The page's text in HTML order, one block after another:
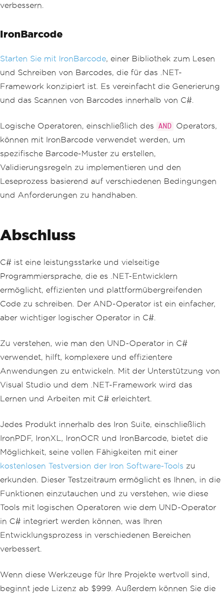
verbessern.
IronBarcode
Starten Sie mit IronBarcode, einer Bibliothek zum Lesen
und Schreiben von Barcodes, die für das .NET-
Framework konzipiert ist. Es vereinfacht die Generierung
und das Scannen von Barcodes innerhalb von C#.
Logische Operatoren, einschließlich des AND
Operators,
können mit IronBarcode verwendet werden, um
spezifische Barcode-Muster zu erstellen,
Validierungsregeln zu implementieren und den
Leseprozess basierend auf verschiedenen Bedingungen
und Anforderungen zu handhaben.
Abschluss
C# ist eine leistungsstarke und vielseitige
Programmiersprache, die es .NET-Entwicklern
ermöglicht, effizienten und plattformübergreifenden
Code zu schreiben. Der AND-Operator ist ein einfacher,
aber wichtiger logischer Operator in C#.
Zu verstehen, wie man den UND-Operator in C#
verwendet, hilft, komplexere und effizientere
Anwendungen zu entwickeln. Mit der Unterstützung von
Visual Studio und dem .NET-Framework wird das
Lernen und Arbeiten mit C# erleichtert.
Jedes Produkt innerhalb des Iron Suite, einschließlich
IronPDF, IronXL, IronOCR und IronBarcode, bietet die
Möglichkeit, seine vollen Fähigkeiten mit einer
kostenlosen Testversion der Iron Software-Tools zu
erkunden. Dieser Testzeitraum ermöglicht es Ihnen, in die
Funktionen einzutauchen und zu verstehen, wie diese
Tools mit logischen Operatoren wie dem UND-Operator
in C# integriert werden können, was Ihren
Entwicklungsprozess in verschiedenen Bereichen
verbessert.
Wenn diese Werkzeuge für Ihre Projekte wertvoll sind,
beginnt jede Lizenz ab $999. Außerdem können Sie die